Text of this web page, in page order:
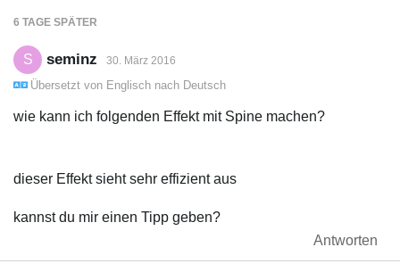
6 TAGE SPÄTER
S seminz 30. März 2016
Übersetzt von Englisch nach Deutsch
wie kann ich folgenden Effekt mit Spine machen?
dieser Effekt sieht sehr effizient aus
kannst du mir einen Tipp geben?
Antworten